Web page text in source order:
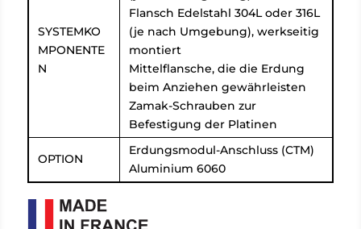
SYSTEMKO
MPONENTE
N
Flansch Edelstahl 304L oder 316L
(je nach Umgebung), werkseitig
montiert
Mittelflansche, die die Erdung
beim Anziehen gewährleisten
Zamak-Schrauben zur
Befestigung der Platinen
OPTION
Erdungsmodul-Anschluss (CTM)
Aluminium 6060